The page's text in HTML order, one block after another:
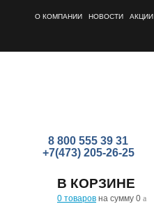
О КОМПАНИИ НОВОСТИ АКЦИИ
8 800 555 39 31
+7(473) 205-26-25
В КОРЗИНЕ
0 товаров на сумму 0 a